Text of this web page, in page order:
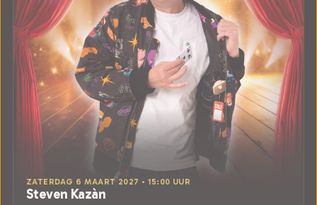
ZATERDAG 6 MAART 2027 • 15:00 UUR
Steven Kazàn